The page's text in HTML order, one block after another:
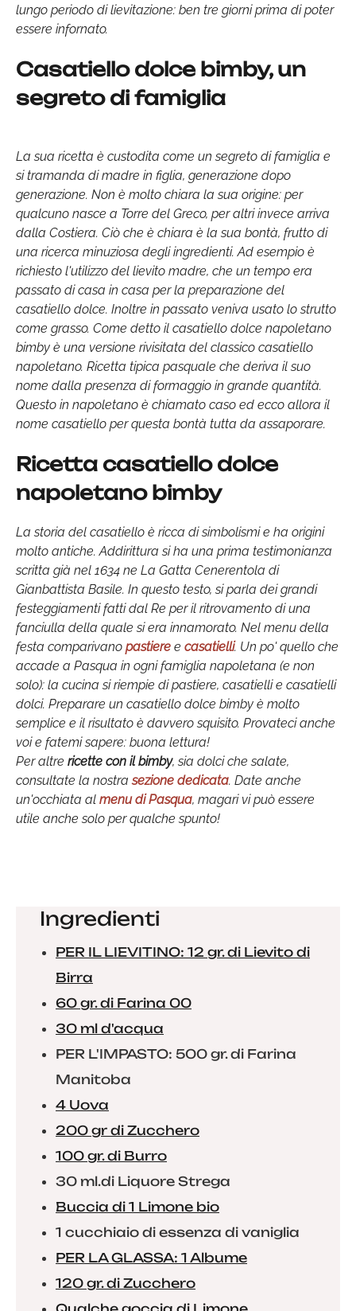
lungo periodo di lievitazione: ben tre giorni prima di poter
essere infornato.
Casatiello dolce bimby, un
segreto di famiglia
La sua ricetta è custodita come un segreto di famiglia e
si tramanda di madre in figlia, generazione dopo
generazione. Non è molto chiara la sua origine: per
qualcuno nasce a Torre del Greco, per altri invece arriva
dalla Costiera. Ciò che è chiara è la sua bontà, frutto di
una ricerca minuziosa degli ingredienti. Ad esempio è
richiesto l'utilizzo del lievito madre, che un tempo era
passato di casa in casa per la preparazione del
casatiello dolce. Inoltre in passato veniva usato lo strutto
come grasso. Come detto il casatiello dolce napoletano
bimby è una versione rivisitata del classico casatiello
napoletano. Ricetta tipica pasquale che deriva il suo
nome dalla presenza di formaggio in grande quantità.
Questo in napoletano è chiamato caso ed ecco allora il
nome casatiello per questa bontà tutta da assaporare.
Ricetta casatiello dolce
napoletano bimby
La storia del casatiello è ricca di simbolismi e ha origini
molto antiche. Addirittura si ha una prima testimonianza
scritta già nel 1634 ne La Gatta Cenerentola di
Gianbattista Basile. In questo testo, si parla dei grandi
festeggiamenti fatti dal Re per il ritrovamento di una
fanciulla della quale si era innamorato. Nel menu della
festa comparivano pastiere e casatielli. Un po' quello che
accade a Pasqua in ogni famiglia napoletana (e non
solo): la cucina si riempie di pastiere, casatielli e casatielli
dolci. Preparare un casatiello dolce bimby è molto
semplice e il risultato è davvero squisito. Provateci anche
voi e fatemi sapere: buona lettura!
Per altre ricette con il bimby, sia dolci che salate,
consultate la nostra sezione dedicata. Date anche
un'occhiata al menu di Pasqua, magari vi può essere
utile anche solo per qualche spunto!
Ingredienti
PER IL LIEVITINO: 12 gr. di Lievito di
Birra
60 gr. di Farina 00
30 ml d'acqua
PER L'IMPASTO: 500 gr. di Farina
Manitoba
4 Uova
200 gr di Zucchero
100 gr. di Burro
30 ml.di Liquore Strega
Buccia di 1 Limone bio
1 cucchiaio di essenza di vaniglia
PER LA GLASSA: 1 Albume
120 gr. di Zucchero